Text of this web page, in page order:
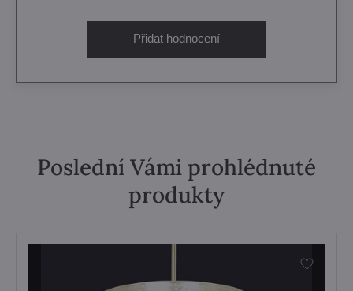
Přidat hodnocení
Poslední Vámi prohlédnuté
produkty